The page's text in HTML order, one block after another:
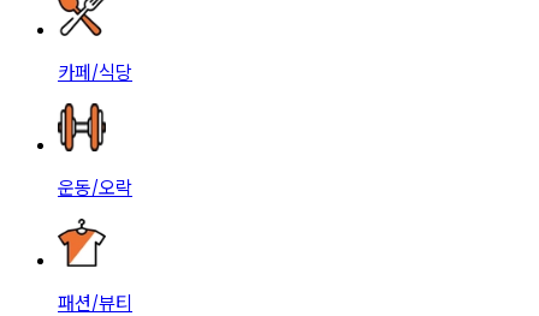
카페/식당
운동/오락
패션/뷰티